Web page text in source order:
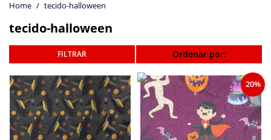
tecido-halloween
tecido-halloween
Ordenar por:
20%